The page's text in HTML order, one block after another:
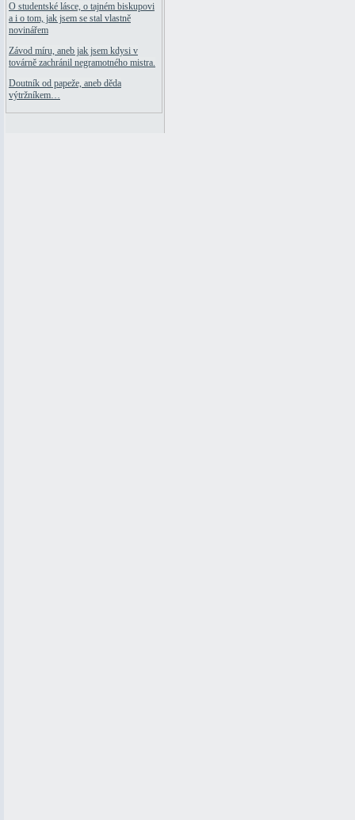
O studentské lásce, o tajném biskupovi
a i o tom, jak jsem se stal vlastně
novinářem
Závod míru, aneb jak jsem kdysi v
továrně zachránil negramotného mistra.
Doutník od papeže, aneb děda
výtržníkem…